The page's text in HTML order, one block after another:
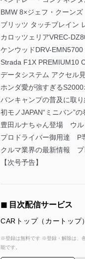
BMW 8×ジェフ・クーン
ブリッツ タッチブレイン
カロッツェリアVREC-
ケンウッドDRV-
Strada F1X PREMIUM10
データシステム アクセル
ホンダ愛が強すぎるS2000
バンキャンプの普及に取
初モノJAPAN“ミニバン”の
豊田ルナちゃん登場 ウル
プロドライバー御用達 P
クルマ業界の最新情報 プ
【次号予告】
◼︎ 目次配信サービス
CARトップ（カートップ
※登録は無料です ※登録・解除は、
能です。